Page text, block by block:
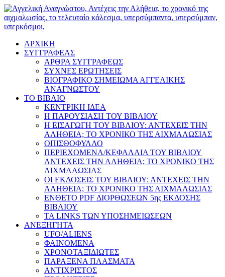
ΑΡΧΙΚΗ
ΣΥΓΓΡΑΦΕΑΣ
ΑΡΘΡΑ ΣΥΓΓΡΑΦΕΩΣ
ΣΥΧΝΕΣ ΕΡΩΤΗΣΕΙΣ
ΒΙΟΓΡΑΦΙΚΟ ΣΗΜΕΙΩΜΑ ΑΓΓΕΛΙΚΗΣ
ΑΝΑΓΝΩΣΤΟΥ
ΤΟ ΒΙΒΛΙΟ
ΚΕΝΤΡΙΚΗ ΙΔΕΑ
Η ΠΑΡΟΥΣΙΑΣΗ ΤΟΥ ΒΙΒΛΙΟΥ
Η ΕΙΣΑΓΩΓΗ ΤΟΥ ΒΙΒΛΙΟΥ: ΑΝΤΕΧΕΙΣ ΤΗΝ
ΑΛΗΘΕΙΑ; ΤΟ ΧΡΟΝΙΚΟ ΤΗΣ ΑΙΧΜΑΛΩΣΙΑΣ
ΟΠΙΣΘΟΦΥΛΛΟ
ΠΕΡΙΕΧΟΜΕΝΑ/ΚΕΦΑΛΑΙΑ ΤΟΥ ΒΙΒΛΙΟΥ
ΑΝΤΕΧΕΙΣ ΤΗΝ ΑΛΗΘΕΙΑ; ΤΟ ΧΡΟΝΙΚΟ ΤΗΣ
ΑΙΧΜΑΛΩΣΙΑΣ
ΟΙ ΕΚΔΟΣΕΙΣ ΤΟΥ ΒΙΒΛΙΟΥ: ΑΝΤΕΧΕΙΣ ΤΗΝ
ΑΛΗΘΕΙΑ; ΤΟ ΧΡΟΝΙΚΟ ΤΗΣ ΑΙΧΜΑΛΩΣΙΑΣ
ΕΝΘΕΤΟ PDF ΔΙΟΡΘΩΣΕΩΝ 5ης ΕΚΔΟΣΗΣ
ΒΙΒΛΙΟΥ
ΤΑ LINKS ΤΩΝ ΥΠΟΣΗΜΕΙΩΣΕΩΝ
ΑΝΕΞΗΓΗΤΑ
UFO/ALIENS
ΦΑΙΝΟΜΕΝΑ
ΧΡΟΝΟΤΑΞΙΔΙΩΤΕΣ
ΠΑΡΑΞΕΝΑ ΠΛΑΣΜΑΤΑ
ΑΝΤΙΧΡΙΣΤΟΣ